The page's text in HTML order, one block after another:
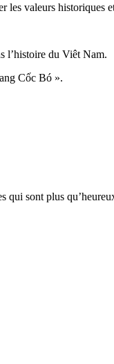
les valeurs historiques
l’histoire du Viêt Nam.
Cốc Bó ».
sont plus